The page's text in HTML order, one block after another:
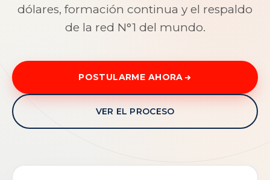
dólares, formación continua y el respaldo
de la red N°1 del mundo.
POSTULARME AHORA
VER EL PROCESO